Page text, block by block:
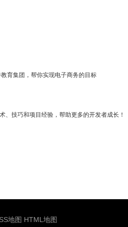
育集团，帮你实现电子商务的目标
、技巧和项目经验，帮助更多的开发者成长！
地图 HTML地图